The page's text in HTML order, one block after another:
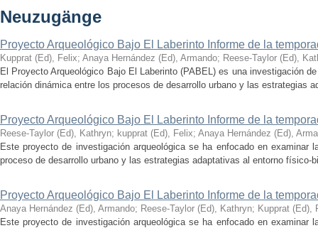
Neuzugänge
Proyecto Arqueológico Bajo El Laberinto Informe de la
Kupprat (Ed), Felix; Anaya Hernández (Ed), Armando; Reese-Taylor (Ed),
El Proyecto Arqueológico Bajo El Laberinto (PABEL) es una investigación
relación dinámica entre los procesos de desarrollo urbano y las estrategias
Proyecto Arqueológico Bajo El Laberinto Informe de la
Reese-Taylor (Ed), Kathryn; kupprat (Ed), Felix; Anaya Hernández (Ed),
Este proyecto de investigación arqueológica se ha enfocado en examinar
proceso de desarrollo urbano y las estrategias adaptativas al entorno físico-
Proyecto Arqueológico Bajo El Laberinto Informe de la
Anaya Hernández (Ed), Armando; Reese-Taylor (Ed), Kathryn; Kupprat (Ed),
Este proyecto de investigación arqueológica se ha enfocado en examinar